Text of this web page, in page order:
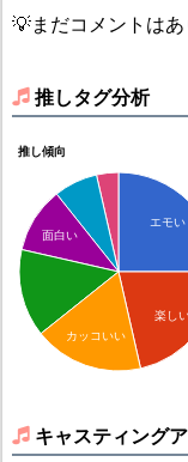
💡まだコメントは
推しタグ分析
推し傾向
エモい
楽し
面白い
カッコいい
キャスティング